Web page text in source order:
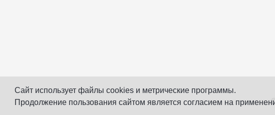
Сайт использует файлы cookies и метрические программы.
Продолжение пользования сайтом является согласием на